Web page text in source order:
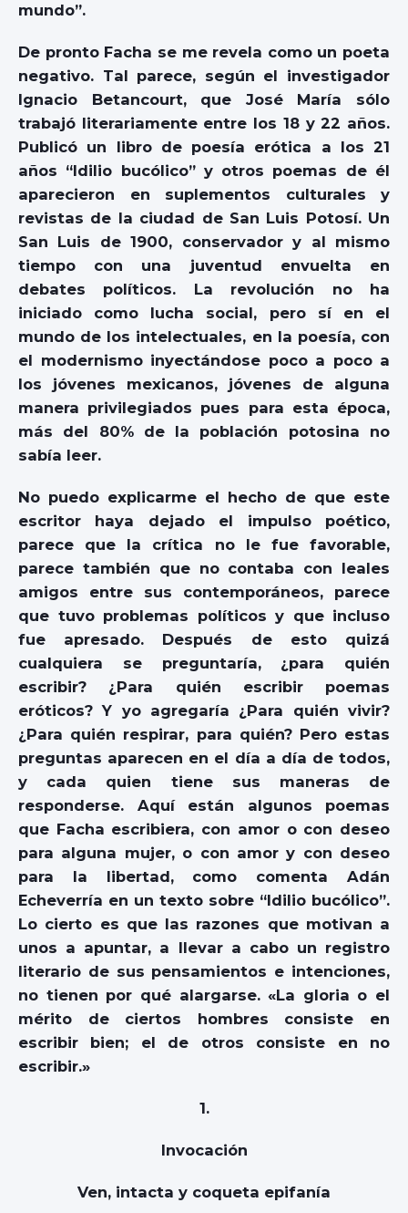
mundo”.
De pronto Facha se me revela como un poeta
negativo. Tal parece, según el investigador
Ignacio Betancourt, que José María sólo
trabajó literariamente entre los 18 y 22 años.
Publicó un libro de poesía erótica a los 21
años “Idilio bucólico” y otros poemas de él
aparecieron en suplementos culturales y
revistas de la ciudad de San Luis Potosí. Un
San Luis de 1900, conservador y al mismo
tiempo con una juventud envuelta en
debates políticos. La revolución no ha
iniciado como lucha social, pero sí en el
mundo de los intelectuales, en la poesía, con
el modernismo inyectándose poco a poco a
los jóvenes mexicanos, jóvenes de alguna
manera privilegiados pues para esta época,
más del 80% de la población potosina no
sabía leer.
No puedo explicarme el hecho de que este
escritor haya dejado el impulso poético,
parece que la crítica no le fue favorable,
parece también que no contaba con leales
amigos entre sus contemporáneos, parece
que tuvo problemas políticos y que incluso
fue apresado. Después de esto quizá
cualquiera se preguntaría, ¿para quién
escribir? ¿Para quién escribir poemas
eróticos? Y yo agregaría ¿Para quién vivir?
¿Para quién respirar, para quién? Pero estas
preguntas aparecen en el día a día de todos,
y cada quien tiene sus maneras de
responderse. Aquí están algunos poemas
que Facha escribiera, con amor o con deseo
para alguna mujer, o con amor y con deseo
para la libertad, como comenta Adán
Echeverría en un texto sobre “Idilio bucólico”.
Lo cierto es que las razones que motivan a
unos a apuntar, a llevar a cabo un registro
literario de sus pensamientos e intenciones,
no tienen por qué alargarse. «La gloria o el
mérito de ciertos hombres consiste en
escribir bien; el de otros consiste en no
escribir.»
1.
Invocación
Ven, intacta y coqueta epifanía